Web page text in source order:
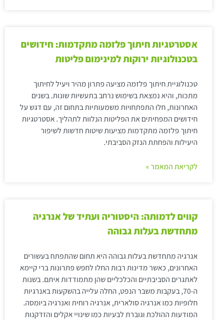
אסטרטגיות חיתוך פלזמה מתקדמות: חידושים
בטכנולוגיות ירוקות למינימום פליטות
טכנולוגיית חיתוך פלזמה מציעה פתרון מהיר ויעיל לחיתוך
מתכות, והיא נמצאת בשימוש נרחב בתעשיות שונות. בשנים
האחרונות, חלו התפתחויות משמעותיות בתחום זה, עם דגש על
חידושים המפחיתים את הפליטות הנלוות לתהליך. אסטרטגיות
חיתוך פלזמה מתקדמות מציעות שיטות חדשות לשיפור
היעילות והפחתת הנזק הסביבתי.
לקריאת המאמר »
קווים לדמותה: היסטוריה ועתיד של אנרגיה
מתחדשת בעלות גבוהה
אנרגיה מתחדשת בעלות גבוהה היא תחום שהתפתח בעשורים
האחרונים, כאשר מדינות רבות החלו לחפש פתרונות ברי קיימא
לאתגרים הסביבתיים והכלכליים שהן מתמודדות איתם. בשנות
ה-70, בעקבות משבר הנפט, החלה עלייה בהשקעות באנרגיות
חלופיות כמו אנרגיה סולארית, אנרגיה רוחית ואנרגיה ביומסה.
המודעות ההולכת וגוברת לבעיות כמו שינויי אקלים והזדקנות